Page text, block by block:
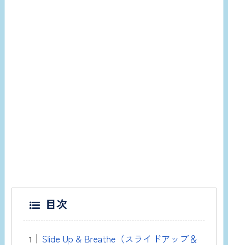
目次
Slide Up & Breathe（スライドアップ＆